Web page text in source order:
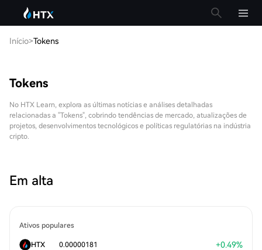
Início>Tokens
Tokens
No HTX Learn, explora as últimas notícias e análises detalhadas
relacionadas a "Tokens", cobrindo tendências de mercado, atualizações de
projetos, desenvolvimentos tecnológicos e políticas regulatórias na indústria
cripto.
Em alta
Ativos populares
HTX 0.00000181 +0.49%